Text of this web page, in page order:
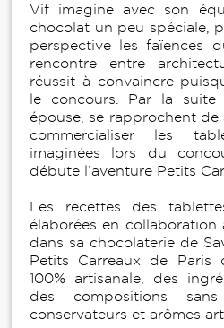
Vif imagine avec son
chocolat un peu spéciale,
perspective les faïences
rencontre entre
réussit à convaincre
le concours. Par la
épouse, se rapprochent
commercialiser les
imaginées lors du
débute l’aventure Petits
Les recettes des
élaborées en collaboration
dans sa chocolaterie de
Petits Carreaux de Paris
100% artisanale, des
des compositions
conservateurs et arômes